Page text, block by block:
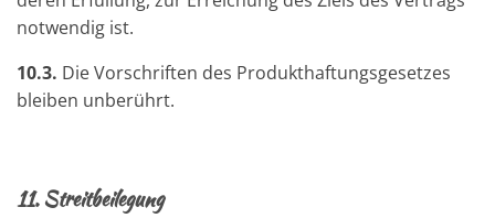
notwendig ist.
10.3. Die Vorschriften des Produkthaftungsgesetzes
bleiben unberührt.
11.Streitbeilegung